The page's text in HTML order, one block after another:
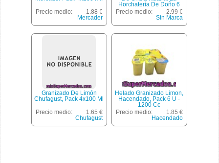
Precio medio:
1.88 €
Mercader
Horchatería De Doño 6
Unidades De 125 Gramos
Precio medio:
2.99 €
Sin Marca
Granizado De Limón
Chufagust, Pack 4x100 Ml
Precio medio:
1.65 €
Chufagust
Helado Granizado Limon,
Hacendado, Pack 6 U -
1200 Cc
Precio medio:
1.85 €
Hacendado